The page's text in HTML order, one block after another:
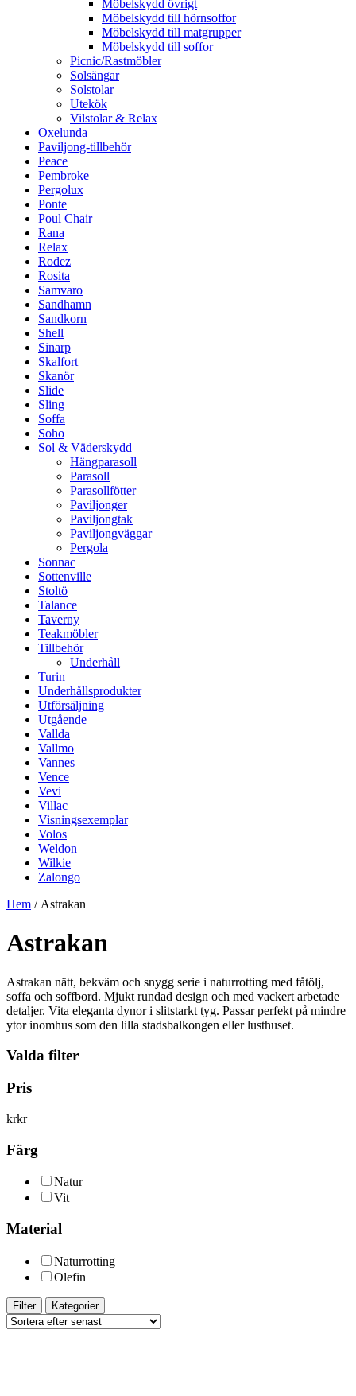
Möbelskydd övrigt
Möbelskydd till hörnsoffor
Möbelskydd till matgrupper
Möbelskydd till soffor
Picnic/Rastmöbler
Solsängar
Solstolar
Utekök
Vilstolar & Relax
Oxelunda
Paviljong-tillbehör
Peace
Pembroke
Pergolux
Ponte
Poul Chair
Rana
Relax
Rodez
Rosita
Samvaro
Sandhamn
Sandkorn
Shell
Sinarp
Skalfort
Skanör
Slide
Sling
Soffa
Soho
Sol & Väderskydd
Hängparasoll
Parasoll
Parasollfötter
Paviljonger
Paviljongtak
Paviljongväggar
Pergola
Sonnac
Sottenville
Stoltö
Talance
Taverny
Teakmöbler
Tillbehör
Underhåll
Turin
Underhållsprodukter
Utförsäljning
Utgående
Vallda
Vallmo
Vannes
Vence
Vevi
Villac
Visningsexemplar
Volos
Weldon
Wilkie
Zalongo
Hem / Astrakan
Astrakan
Astrakan nätt, bekväm och snygg serie i naturrotting med fåtölj,
soffa och soffbord. Mjukt rundad design och med vackert arbetade
detaljer. Vita eleganta dynor i slitstarkt tyg. Passar perfekt på mindre
ytor inomhus som den lilla stadsbalkongen eller lusthuset.
Valda filter
Pris
krkr
Färg
Natur
Vit
Material
Naturrotting
Olefin
Filter Kategorier